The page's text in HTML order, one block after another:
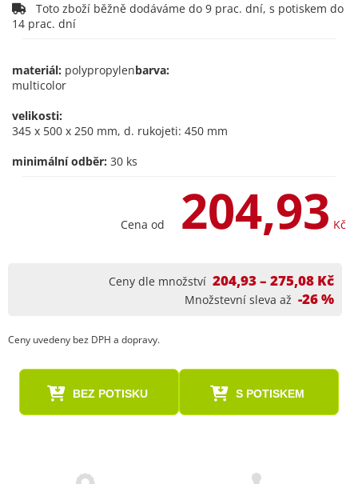
Toto zboží běžně dodáváme do 9 prac. dní, s potiskem do
14 prac. dní
materiál: polypropylenbarva:
multicolor
velikosti:
345 x 500 x 250 mm, d. rukojeti: 450 mm
minimální odběr: 30 ks
Cena od 204,93 Kč
Ceny dle množství 204,93 – 275,08 Kč
Množstevní sleva až -26 %
Ceny uvedeny bez DPH a dopravy.
BEZ POTISKU S POTISKEM